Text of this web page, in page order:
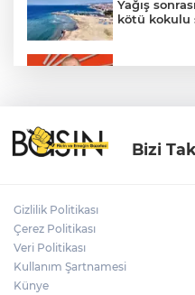
Yağış
kötü kokulu
Türkiye ile
yeni
Bizi
Gizlilik Politikası
Çerez Politikası
Veri Politikası
Kullanım Şartnamesi
Künye